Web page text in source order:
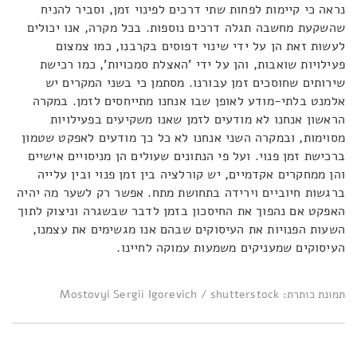
נראה כי קיימות לפחות שתי דרכים לפינוי זמן, וסביר להניח
שהשקעת מחשבה תגלה דרכים נוספות. בכל מקרה, אנו יכולים
לעשות זאת הן על ידי שינוי דפוסים בקרבנו, כמו צמצום
פעילויות שואבות, והן על ידי 'האצלת סמכויות', כמו רכישת
שירותים שחוסכים זמן עבורנו. מסתמן כי בשני המקרים יש
אלמנט בלתי-מודע לאופן שבו אנחנו מתייחסים לזמן. במקרה
הראשון אנחנו לא מודעים לזמן שאנו משקיעים בפעילויות
מסוימות, ובמקרה השני אנחנו לא כל כך מודעים לאפקט שטמון
ברכישת זמן פנוי. ועל פי הנתונים שעולים הן מניסויים אישיים
והן ממחקרים אקדמיים, יש קורלציה בין זמן פנוי ובין עלייה
ברגשות חיוביים וירידה בתחושת מתח. אפשר רק לשער מה יהיה
האפקט אם נהפוך את החיסכון בזמן לדבר שבשגרה וניצוק לתוך
השעות הפנויות את העיסוקים שבהם אנו מגשימים את עצמנו,
העיסוקים שמעניקים משמעות עמוקה לחיינו.
תמונת כותרת: Mostovyi Sergii Igorevich / shutterstock